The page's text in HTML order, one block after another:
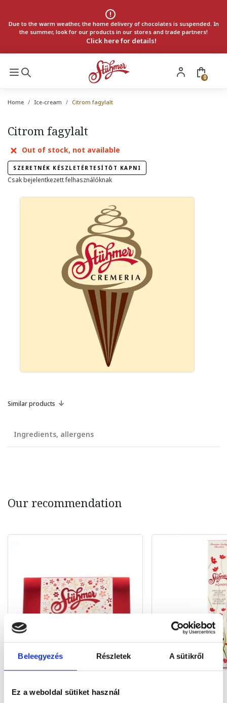
Beleegyezés Részletek A sütikről
Ez a weboldal sütiket használ
Due to the warm weather, the home delivery of chocolates is suspended. In
the summer, look for our products in our stores and trade partners!
Click here for details!
0
Home Ice-cream Citrom fagylalt
Citrom fagylalt
Out of stock, not available
SZERETNÉK KÉSZLETÉRTESÍTŐT KAPNI
Csak bejelentkezett felhasználóknak
Similar products
Ingredients, allergens
Our recommendation